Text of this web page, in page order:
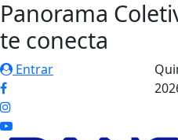
Panorama
te conecta
Entrar